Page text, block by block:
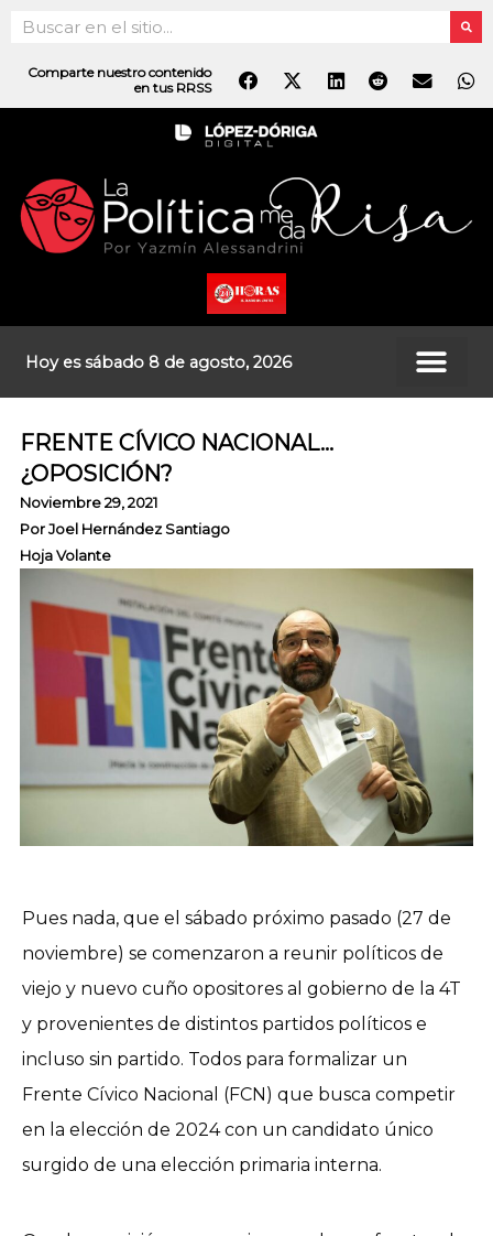
contenido
Search
Comparte nuestro contenido
en tus RRSS
Hoy es sábado 8 de agosto, 2026
FRENTE CÍVICO NACIONAL…
¿OPOSICIÓN?
Noviembre 29, 2021
PorJoel Hernández Santiago
Hoja Volante
Pues nada, que el sábado próximo pasado (27 de
noviembre) se comenzaron a reunir políticos de
viejo y nuevo cuño opositores al gobierno de la 4T
y provenientes de distintos partidos políticos e
incluso sin partido. Todos para formalizar un
Frente Cívico Nacional (FCN) que busca competir
en la elección de 2024 con un candidato único
surgido de una elección primaria interna.